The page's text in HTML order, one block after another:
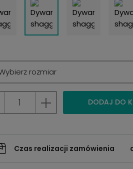
rozmiar
DODAJ DO
Czas realizacji zamówienia